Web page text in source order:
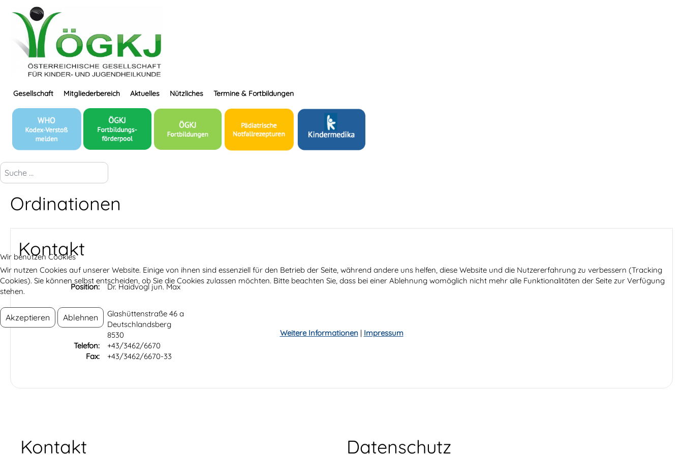
Gesellschaft Mitgliederbereich Aktuelles Nützliches Termine & Fortbildungen
suchen...
Ordinationen
Kontakt
Position: Dr. Haidvogl jun. Max
Adresse:
Glashüttenstraße 46 a
Deutschlandsberg
8530
Telefon:
+43/3462/6670
Fax:
+43/3462/6670-33
Kontakt Datenschutz
Wir benutzen Cookies
Wir nutzen Cookies auf unserer Website. Einige von ihnen sind essenziell für den Betrieb der Seite, während andere uns helfen, diese Website und die Nutzererfahrung zu verbessern (Tracking
Cookies). Sie können selbst entscheiden, ob Sie die Cookies zulassen möchten. Bitte beachten Sie, dass bei einer Ablehnung womöglich nicht mehr alle Funktionalitäten der Seite zur Verfügung
stehen.
Akzeptieren Ablehnen
Weitere Informationen| Impressum